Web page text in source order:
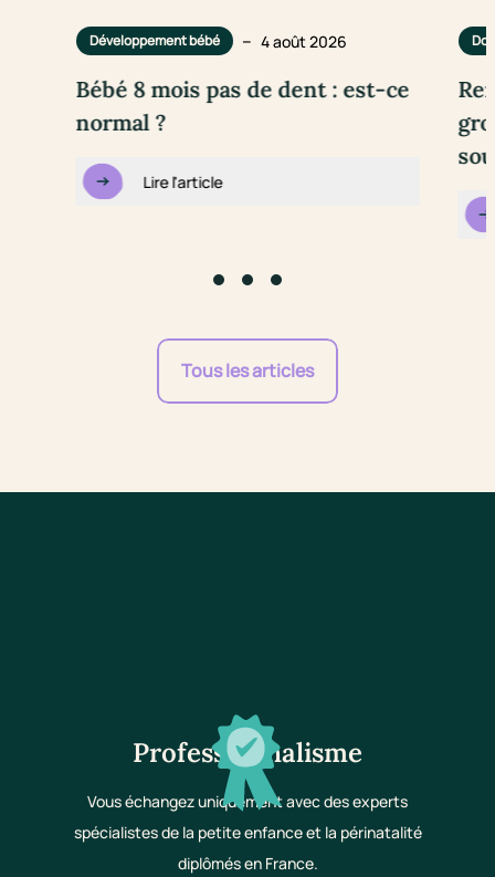
Développement bébé – 4 août 2026
Bébé 8 mois pas de dent : est-ce
normal ?
Lire l'article
Tous les articles
Professionnalisme
Vous échangez uniquement avec des experts
spécialistes de la petite enfance et la périnatalité
diplômés en France.